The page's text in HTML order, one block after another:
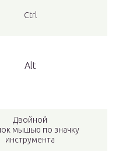
Ctrl
Alt
Двойной
мышью по значку
инструмента